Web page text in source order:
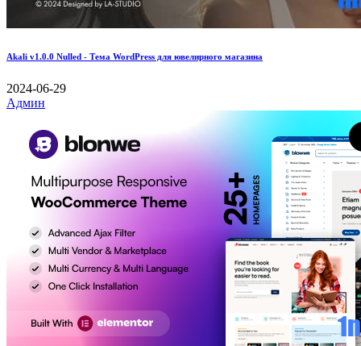
Akali v1.0.0 Nulled - Тема WordPress для ювелирного магазина
2024-06-29
Админ